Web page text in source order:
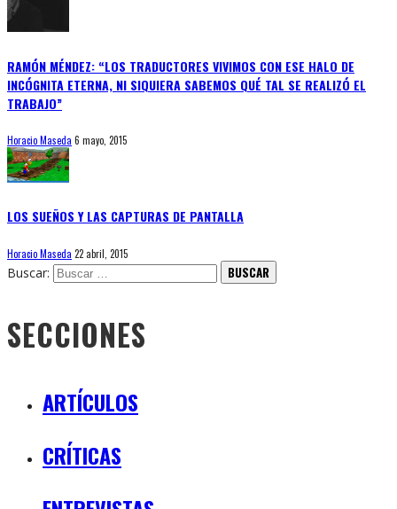
RAMÓN MÉNDEZ: “LOS TRADUCTORES VIVIMOS CON ESE HALO DE
INCÓGNITA ETERNA, NI SIQUIERA SABEMOS QUÉ TAL SE REALIZÓ EL
TRABAJO”
Horacio Maseda 6 mayo, 2015
LOS SUEÑOS Y LAS CAPTURAS DE PANTALLA
Horacio Maseda 22 abril, 2015
Buscar:
SECCIONES
ARTÍCULOS
CRÍTICAS